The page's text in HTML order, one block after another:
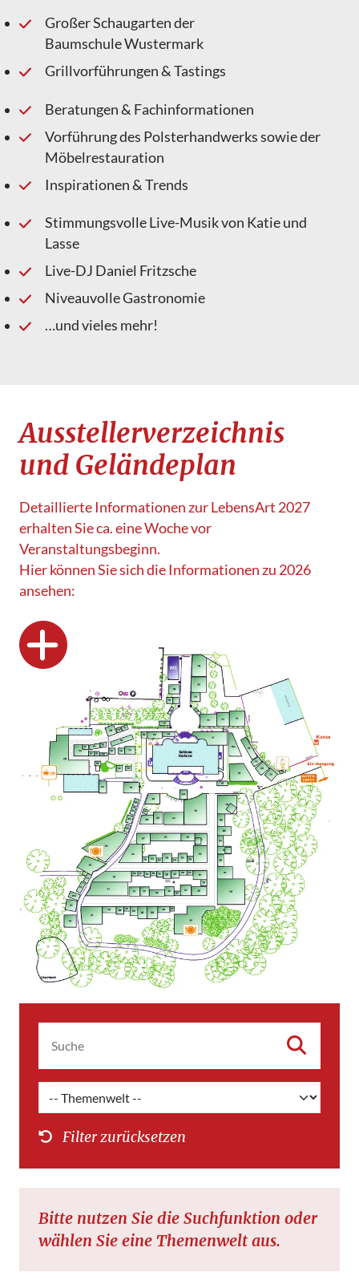
Großer Schaugarten der
Baumschule Wustermark
Grillvorführungen & Tastings
Beratungen & Fachinformationen
Vorführung des Polsterhandwerks sowie der
Möbelrestauration
Inspirationen & Trends
Stimmungsvolle Live-Musik von Katie und
Lasse
Live-DJ Daniel Fritzsche
Niveauvolle Gastronomie
…und vieles mehr!
Aussteller­verzeichnis
und Geländeplan
Detaillierte Informationen zur LebensArt 2027
erhalten Sie ca. eine Woche vor
Veranstaltungsbeginn.
Hier können Sie sich die Informationen zu 2026
ansehen:
Filter zurücksetzen
Bitte nutzen Sie die Suchfunktion oder
wählen Sie eine Themenwelt aus.